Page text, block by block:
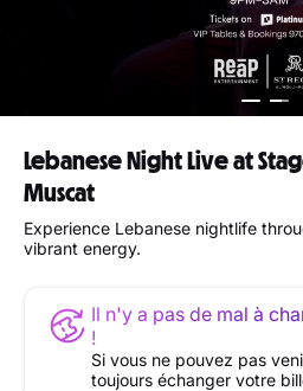
Lebanese Night Live at
Muscat
Experience Lebanese nightlife
vibrant energy.
Il n'y a pas de mal à
!
Si vous ne pouvez pas
toujours échanger votre